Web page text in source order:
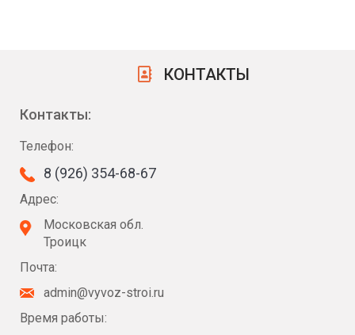
КОНТАКТЫ
Контакты:
Телефон:
8 (926) 354-68-67
Адрес:
Московская обл.
Троицк
Почта:
admin@vyvoz-stroi.ru
Время работы: